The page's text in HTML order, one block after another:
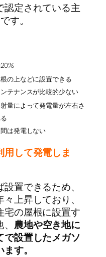
認定されている主
す。
の上などに設置できる
テナンスが比較的少ない
量によって発電量が左右さ
は発電しない
して発電しま
置できるため、
上昇しており、
宅の屋根に設置す
農地や空き地に
で設置したメガソ
す。